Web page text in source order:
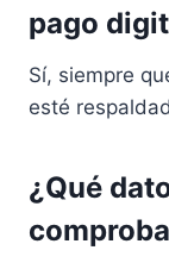
pago
Sí, siempre
esté
¿Qué